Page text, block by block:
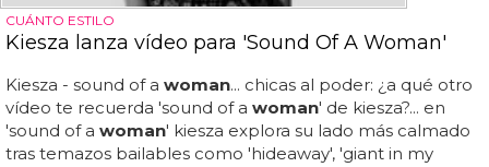
CUÁNTO ESTILO
Kiesza lanza vídeo para 'Sound Of A Woman'
Kiesza - sound of a woman... chicas al poder: ¿a qué otro
vídeo te recuerda 'sound of a woman' de kiesza?... en
'sound of a woman' kiesza explora su lado más calmado
tras temazos bailables como 'hideaway', 'giant in my